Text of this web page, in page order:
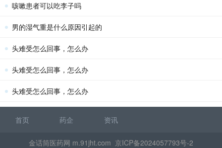
咳嗽患者可以吃李子吗
男的湿气重是什么原因引起的
头难受怎么回事，怎么办
头难受怎么回事，怎么办
头难受怎么回事，怎么办
首页 药企 资讯
金话筒医药网 m.91jht.com 京ICP备2024057793号-2